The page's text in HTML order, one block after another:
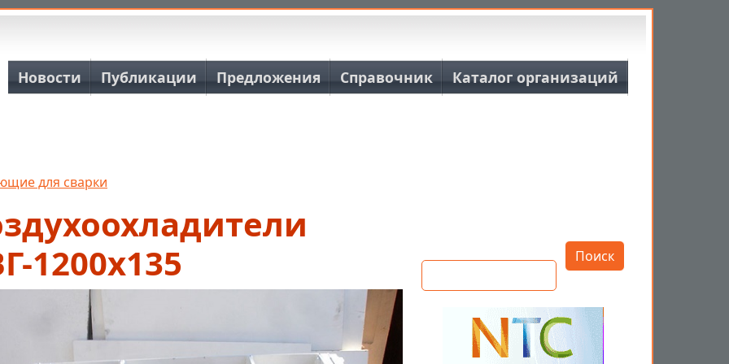
Основная навигация
Новости Публикации Предложения Справочник Каталог организаций
для сварки
1200х135